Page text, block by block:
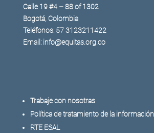
Calle 19 #4 – 88 of 1302
Bogotá, Colombia
Teléfonos: 57 3123211422
Email: info@equitas.org.co
Trabaje con nosotras
Política de tratamiento de la información
RTE ESAL